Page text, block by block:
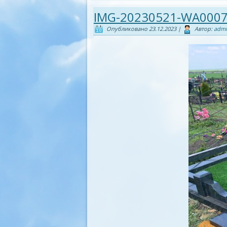
IMG-20230521-
Опубликовано 23.12.2023| Автор: